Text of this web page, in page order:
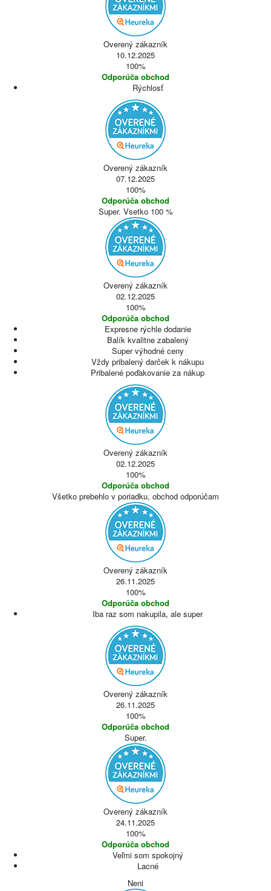
Overený zákazník
10.12.2025
100%
Odporúča obchod
Rýchlosť
Overený zákazník
07.12.2025
100%
Odporúča obchod
Super. Vsetko 100 %
Overený zákazník
02.12.2025
100%
Odporúča obchod
Expresne rýchle dodanie
Balík kvalitne zabalený
Super výhodné ceny
Vždy pribalený darček k nákupu
Pribalené poďakovanie za nákup
Overený zákazník
02.12.2025
100%
Odporúča obchod
Všetko prebehlo v poriadku, obchod odporúčam
Overený zákazník
26.11.2025
100%
Odporúča obchod
Iba raz som nakupila, ale super
Overený zákazník
26.11.2025
100%
Odporúča obchod
Super.
Overený zákazník
24.11.2025
100%
Odporúča obchod
Veľmi som spokojný
Lacné
Neni